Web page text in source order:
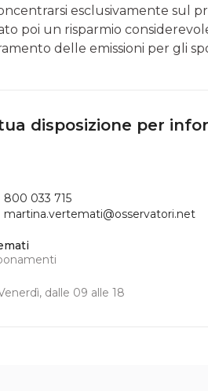
esclusivamente sul
poi un risparmio
delle emissioni per gli
disposizione per
dalle 09 alle 18
800 033 715
martina.vertemati@osservatori.net